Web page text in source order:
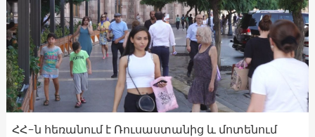
ՀՀ-ն հեռանում է Ռուսաստանից և մոտենում